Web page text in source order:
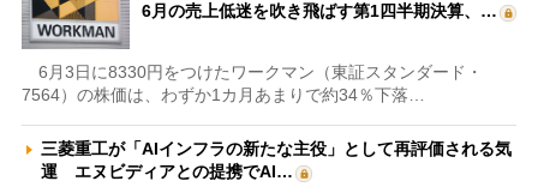
6月の売上低迷を吹き飛ばす第1四半期決算、…
6月3日に8330円をつけたワークマン（東証スタンダード・
7564）の株価は、わずか1カ月あまりで約34％下落…
三菱重工が「AIインフラの新たな主役」として再評価される気
運 エヌビディアとの提携でAI…